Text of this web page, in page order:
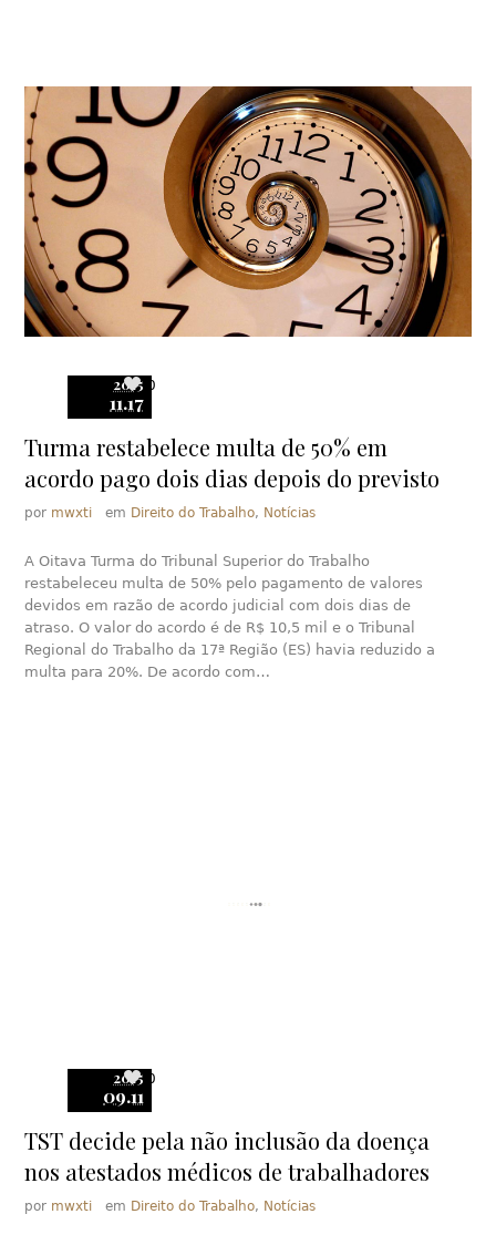
2015
11.17
0
Turma restabelece multa de 50% em
acordo pago dois dias depois do previsto
por mwxti em Direito do Trabalho, Notícias
A Oitava Turma do Tribunal Superior do Trabalho
restabeleceu multa de 50% pelo pagamento de valores
devidos em razão de acordo judicial com dois dias de
atraso. O valor do acordo é de R$ 10,5 mil e o Tribunal
Regional do Trabalho da 17ª Região (ES) havia reduzido a
multa para 20%. De acordo com…
2015
09.11
0
TST decide pela não inclusão da doença
nos atestados médicos de trabalhadores
por mwxti em Direito do Trabalho, Notícias